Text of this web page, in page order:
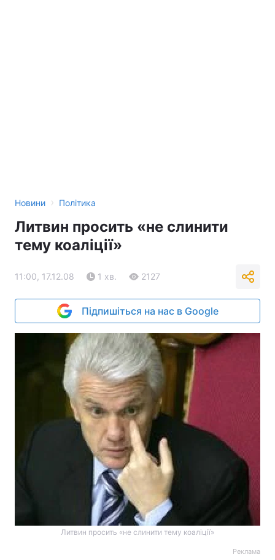
Новини › Політика
Литвин просить «не слинити
тему коаліції»
11:00, 17.12.08 1 хв. 2127
Підпишіться на нас в Google
Литвин просить «не слинити тему коаліції»
Реклама